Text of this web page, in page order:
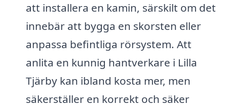
att installera en kamin, särskilt om det
innebär att bygga en skorsten eller
anpassa befintliga rörsystem. Att
anlita en kunnig hantverkare i Lilla
Tjärby kan ibland kosta mer, men
säkerställer en korrekt och säker